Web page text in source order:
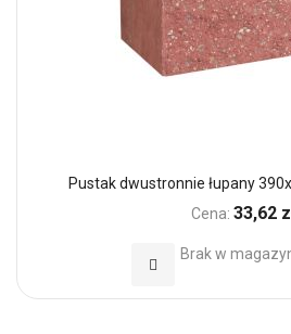
Pustak dwustronnie łupany
Cena: 33,62
Brak w
Dodaj do Ulubionych